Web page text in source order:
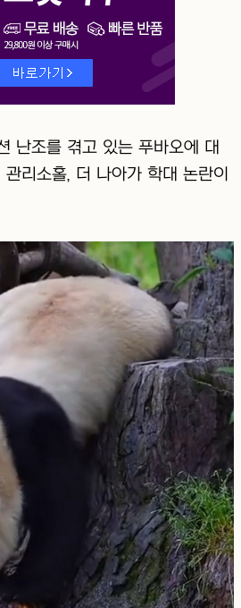
난조를 겪고 있는 푸바오에 대
리소홀, 더 나아가 학대 논란이